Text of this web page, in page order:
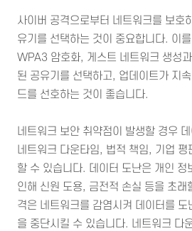
사이버 공격으로부터 네트워크를 보호
유기를 선택하는 것이 중요합니다. 이
WPA3 암호화, 게스트 네트워크 생성
된 공유기를 선택하고, 업데이트가 지
드를 선호하는 것이 좋습니다.
네트워크 보안 취약점이 발생할 경우
네트워크 다운타임, 법적 책임, 기업 평
할 수 있습니다. 데이터 도난은 개인 정
인해 신원 도용, 금전적 손실 등을 초래
격은 네트워크를 감염시켜 데이터를
을 중단시킬 수 있습니다. 네트워크 다